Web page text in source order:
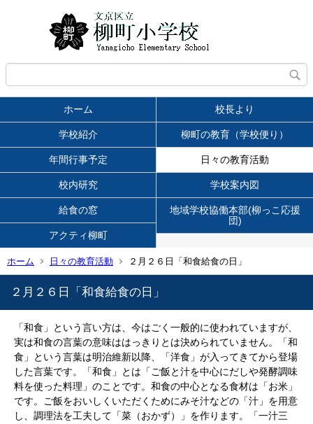
ホーム 校長より
学校紹介 柳町の教育（学校便り）
年間行事予定 日々の教育活動
校内研究 学校案内図
給食の窓
地域学校協働本部(柳っこ応援
団)
アクティ柳町
ホーム 日々の教育活動 ２月２６日「和食給食の日」
２月２６日「和食給食の日」
「和食」という言い方は、今はごく一般的に使われていますが、
実は和食の言葉の意味ははっきりとは決められていません。「和
食」という言葉は明治維新以降、「洋食」が入ってきてから登場
した言葉です。「和食」とは「ご飯と汁を中心にだしや発酵調味
料を使った料理」のことです。和食の中心となる食材は「お米」
です。ご飯をおいしくいただくためにみそ汁などの「汁」を用意
し、調理法を工夫して「菜（おかず）」を作ります。「一汁三